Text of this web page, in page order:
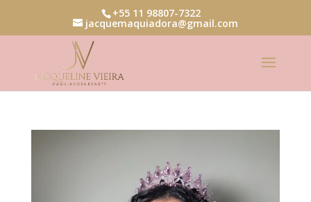
+55 11 98807-7322
jacquemaquiadora@gmail.com